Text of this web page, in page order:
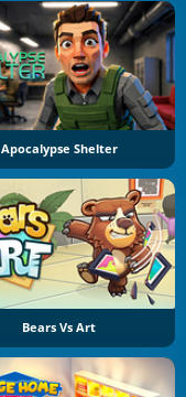
Apocalypse Shelter
Bears Vs Art